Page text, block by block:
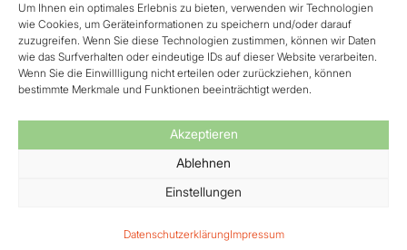
Um Ihnen ein optimales Erlebnis zu bieten, verwenden wir Technologien
wie Cookies, um Geräteinformationen zu speichern und/oder darauf
zuzugreifen. Wenn Sie diese Technologien zustimmen, können wir Daten
wie das Surfverhalten oder eindeutige IDs auf dieser Website verarbeiten.
Wenn Sie die Einwillligung nicht erteilen oder zurückziehen, können
bestimmte Merkmale und Funktionen beeinträchtigt werden.
Akzeptieren
Ablehnen
Einstellungen
DatenschutzerklärungImpressum
Anfahrt
Kontakt
Datenschutz